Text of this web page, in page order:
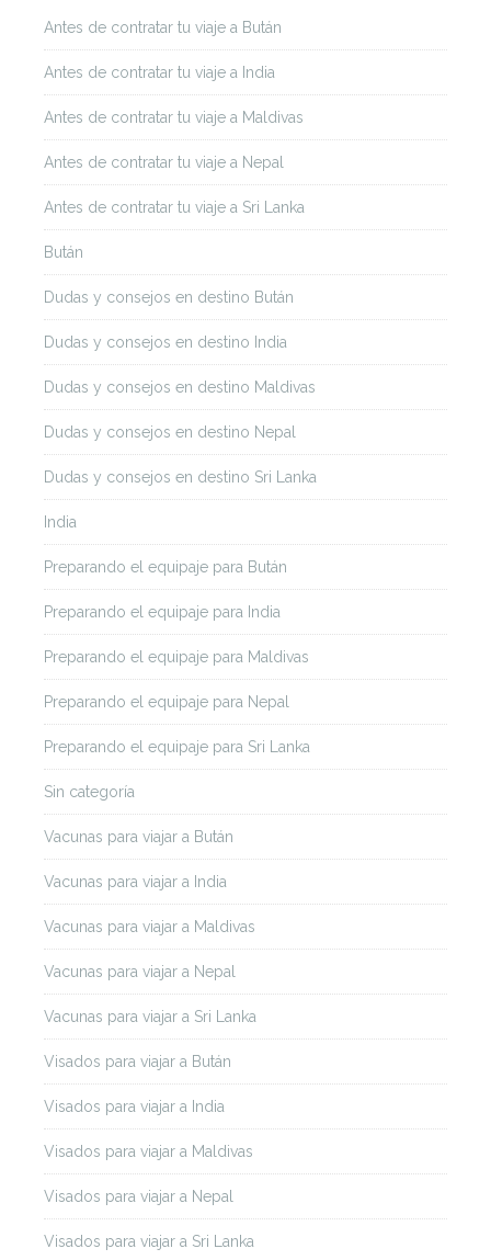
Antes de contratar tu viaje a Bután
Antes de contratar tu viaje a India
Antes de contratar tu viaje a Maldivas
Antes de contratar tu viaje a Nepal
Antes de contratar tu viaje a Sri Lanka
Bután
Dudas y consejos en destino Bután
Dudas y consejos en destino India
Dudas y consejos en destino Maldivas
Dudas y consejos en destino Nepal
Dudas y consejos en destino Sri Lanka
India
Preparando el equipaje para Bután
Preparando el equipaje para India
Preparando el equipaje para Maldivas
Preparando el equipaje para Nepal
Preparando el equipaje para Sri Lanka
Sin categoría
Vacunas para viajar a Bután
Vacunas para viajar a India
Vacunas para viajar a Maldivas
Vacunas para viajar a Nepal
Vacunas para viajar a Sri Lanka
Visados para viajar a Bután
Visados para viajar a India
Visados para viajar a Maldivas
Visados para viajar a Nepal
Visados para viajar a Sri Lanka